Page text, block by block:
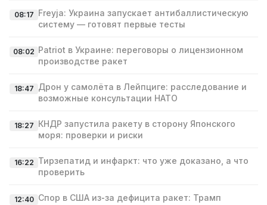
08:17 Freyja: Украина запускает антибаллистическую
систему — готовят первые тесты
08:02 Patriot в Украине: переговоры о лицензионном
производстве ракет
18:47 Дрон у самолёта в Лейпциге: расследование и
возможные консультации НАТО
18:27 КНДР запустила ракету в сторону Японского
моря: проверки и риски
16:22 Тирзепатид и инфаркт: что уже доказано, а что
проверить
12:40 Спор в США из‑за дефицита ракет: Трамп